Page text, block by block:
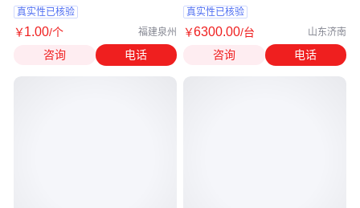
真实性已核验
￥1.00/个 福建泉州
咨询 电话
真实性已核验
￥6300.00/台 山东济南
咨询 电话